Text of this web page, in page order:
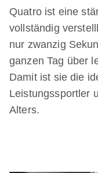
Quatro ist eine
vollständig
nur zwanzig
ganzen Tag über
Damit ist sie die
Leistungssportler
Alters.